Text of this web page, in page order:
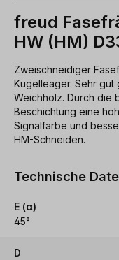
freud
HW (HM)
Zweischneidiger
Kugelleager. Sehr gut
Weichholz. Durch die
Beschichtung eine
Signalfarbe und
HM-Schneiden.
Technische
E (α)
45°
D